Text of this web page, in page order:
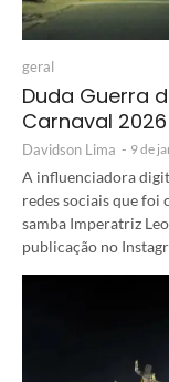
geral
Duda Guerra
Carnaval 2026
Davidson Lima - 9 de
A influenciadora
redes sociais que foi
samba Imperatriz
publicação no